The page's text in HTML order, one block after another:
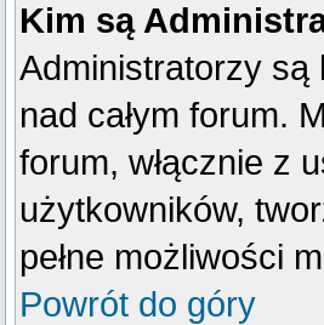
Kim są
Administratorzy są
nad całym forum.
forum, włącznie z
użytkowników,
pełne możliwości
Powrót do góry